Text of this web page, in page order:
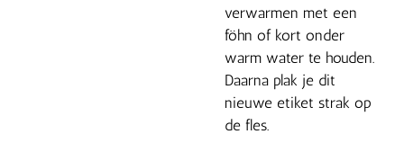
verwarmen met een
föhn of kort onder
warm water te houden.
Daarna plak je dit
nieuwe etiket strak op
de fles.